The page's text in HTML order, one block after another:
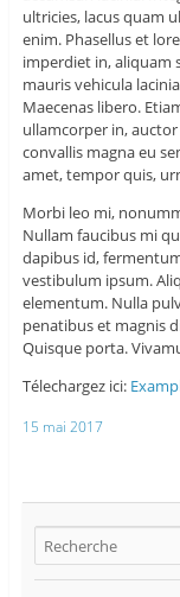
ultricies, lacus quam
enim. Phasellus et
imperdiet in, aliquam
mauris vehicula
Maecenas libero.
ullamcorper in, auctor
convallis magna eu
amet, tempor quis,
Morbi leo mi,
Nullam faucibus mi
dapibus id,
vestibulum ipsum.
elementum. Nulla
penatibus et magnis
Quisque porta.
Télechargez ici:
15 mai 2017